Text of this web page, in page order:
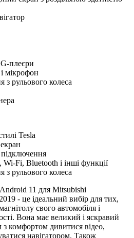
плеєри
мікрофон
з рульового колеса
Tesla
Wi-Fi, Bluetooth і інші функції
з рульового колеса
11 для Mitsubishi
- це ідеальний вибір для тих,
свого автомобіля і
Вона має великий і яскравий
комфортом дивитися відео,
навігатором. Також